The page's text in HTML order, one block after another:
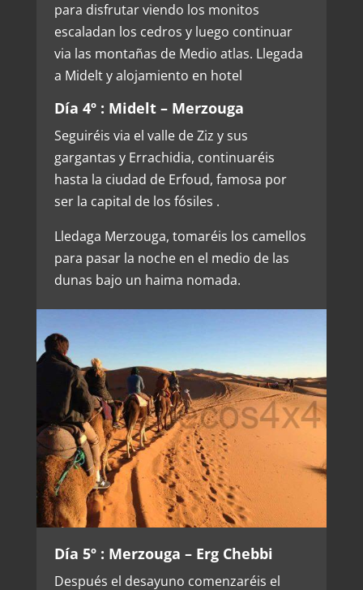
para disfrutar viendo los monitos
escaladan los cedros y luego continuar
via las montañas de Medio atlas. Llegada
a Midelt y alojamiento en hotel
Día 4º : Midelt – Merzouga
Seguiréis via el valle de Ziz y sus
gargantas y Errachidia, continuaréis
hasta la ciudad de Erfoud, famosa por
ser la capital de los fósiles .
Lledaga Merzouga, tomaréis los camellos
para pasar la noche en el medio de las
dunas bajo un haima nomada.
Día 5º : Merzouga – Erg Chebbi
Después el desayuno comenzaréis el